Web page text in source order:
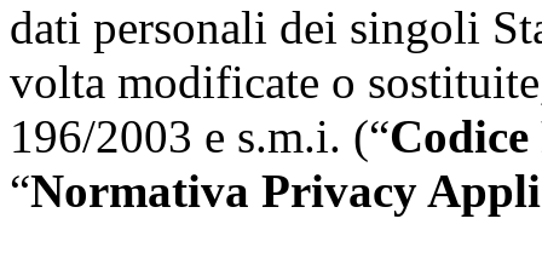
dati personali dei singoli
volta modificate o
196/2003 e s.m.i. (“
“Normativa Privacy